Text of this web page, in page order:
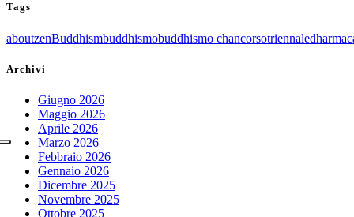
Tags
aboutzenBuddhismbuddhismobuddhismo chancorsotriennale
Archivi
Giugno 2026
Maggio 2026
Aprile 2026
Marzo 2026
Febbraio 2026
Gennaio 2026
Dicembre 2025
Novembre 2025
Ottobre 2025